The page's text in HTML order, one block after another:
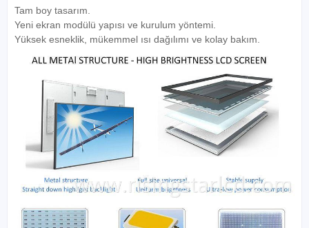
Tam boy tasarım.
Yeni ekran modülü yapısı ve kurulum yöntemi.
Yüksek esneklik, mükemmel ısı dağılımı ve kolay bakım.